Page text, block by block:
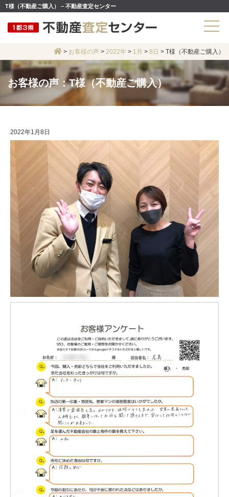
T様（不動産ご購入） – 不動産査定センター
> お客様の声 > 2022年 > 1月 > 8日 > T様（不動産ご購入）
お客様の声：T様（不動産ご購入）
2022年1月8日